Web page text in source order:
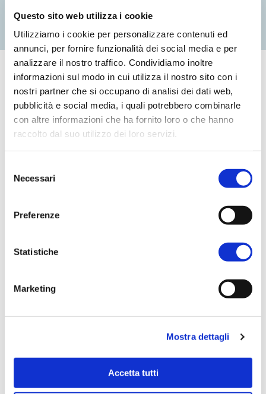
Questo sito web utilizza i cookie
Utilizziamo i cookie per personalizzare contenuti ed
annunci, per fornire funzionalità dei social media e per
analizzare il nostro traffico. Condividiamo inoltre
informazioni sul modo in cui utilizza il nostro sito con i
nostri partner che si occupano di analisi dei dati web,
pubblicità e social media, i quali potrebbero combinarle
con altre informazioni che ha fornito loro o che hanno
raccolto dal suo utilizzo dei loro servizi.
delNecessari
Preferenze
Statistiche
Marketing
Mostra dettagli
Accetta tutti
Ordina subito
FAQ - Domande frequenti
Come mi registro?
È obbligatoria la registrazione ai fini
Scopri tutte le FAQ